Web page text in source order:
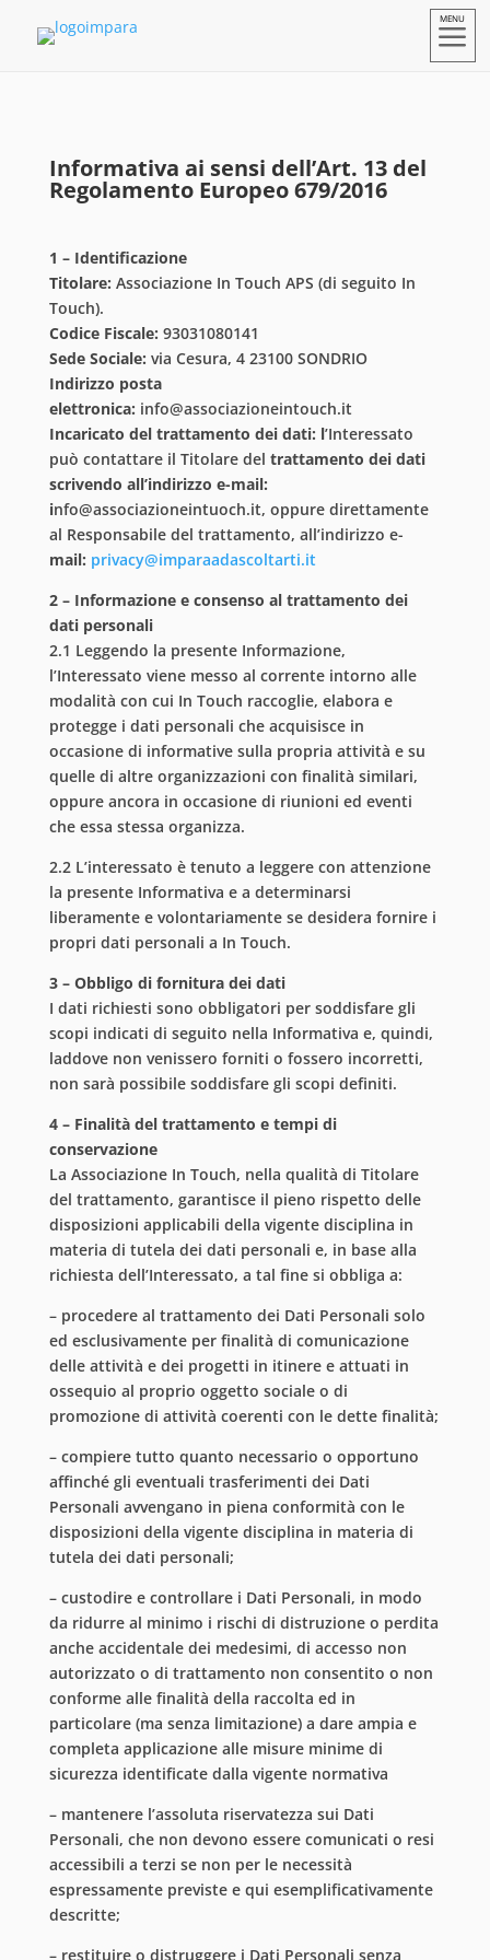
a
Informativa ai sensi dell’Art. 13 del
Regolamento Europeo 679/2016
1 – Identificazione
Titolare: Associazione In Touch APS (di seguito In
Touch).
Codice Fiscale: 93031080141
Sede Sociale: via Cesura, 4 23100 SONDRIO
Indirizzo posta
elettronica: info@associazioneintouch.it
Incaricato del trattamento dei dati: l’Interessato
può contattare il Titolare del trattamento dei dati
scrivendo all’indirizzo e-mail:
info@associazioneintuoch.it, oppure direttamente
al Responsabile del trattamento, all’indirizzo e-
mail: privacy@imparaadascoltarti.it
2 – Informazione e consenso al trattamento dei
dati personali
2.1 Leggendo la presente Informazione,
l’Interessato viene messo al corrente intorno alle
modalità con cui In Touch raccoglie, elabora e
protegge i dati personali che acquisisce in
occasione di informative sulla propria attività e su
quelle di altre organizzazioni con finalità similari,
oppure ancora in occasione di riunioni ed eventi
che essa stessa organizza.
2.2 L’interessato è tenuto a leggere con attenzione
la presente Informativa e a determinarsi
liberamente e volontariamente se desidera fornire i
propri dati personali a In Touch.
3 – Obbligo di fornitura dei dati
I dati richiesti sono obbligatori per soddisfare gli
scopi indicati di seguito nella Informativa e, quindi,
laddove non venissero forniti o fossero incorretti,
non sarà possibile soddisfare gli scopi definiti.
4 – Finalità del trattamento e tempi di
conservazione
La Associazione In Touch, nella qualità di Titolare
del trattamento, garantisce il pieno rispetto delle
disposizioni applicabili della vigente disciplina in
materia di tutela dei dati personali e, in base alla
richiesta dell’Interessato, a tal fine si obbliga a:
– procedere al trattamento dei Dati Personali solo
ed esclusivamente per finalità di comunicazione
delle attività e dei progetti in itinere e attuati in
ossequio al proprio oggetto sociale o di
promozione di attività coerenti con le dette finalità;
– compiere tutto quanto necessario o opportuno
affinché gli eventuali trasferimenti dei Dati
Personali avvengano in piena conformità con le
disposizioni della vigente disciplina in materia di
tutela dei dati personali;
– custodire e controllare i Dati Personali, in modo
da ridurre al minimo i rischi di distruzione o perdita
anche accidentale dei medesimi, di accesso non
autorizzato o di trattamento non consentito o non
conforme alle finalità della raccolta ed in
particolare (ma senza limitazione) a dare ampia e
completa applicazione alle misure minime di
sicurezza identificate dalla vigente normativa
– mantenere l’assoluta riservatezza sui Dati
Personali, che non devono essere comunicati o resi
accessibili a terzi se non per le necessità
espressamente previste e qui esemplificativamente
descritte;
– restituire o distruggere i Dati Personali senza